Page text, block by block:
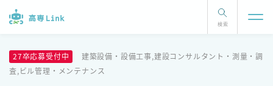
検索
27卒応募受付中
建築設備・設備工事,建設コンサルタント・測量・調
査,ビル管理・メンテナンス